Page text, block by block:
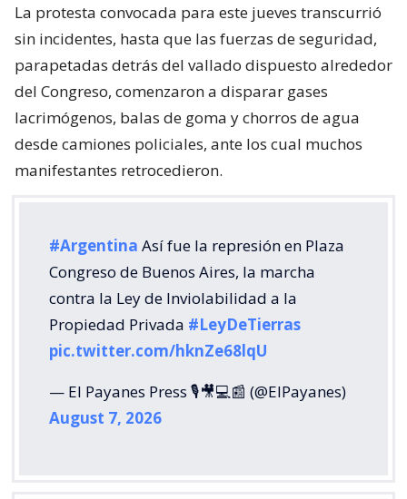
La protesta convocada para este jueves transcurrió
sin incidentes, hasta que las fuerzas de seguridad,
parapetadas detrás del vallado dispuesto alrededor
del Congreso, comenzaron a disparar gases
lacrimógenos, balas de goma y chorros de agua
desde camiones policiales, ante los cual muchos
manifestantes retrocedieron.
#Argentina Así fue la represión en Plaza
Congreso de Buenos Aires, la marcha
contra la Ley de Inviolabilidad a la
Propiedad Privada #LeyDeTierras
pic.twitter.com/hknZe68lqU
— El Payanes Press 🎙️🎥💻📰 (@ElPayanes)
August 7, 2026